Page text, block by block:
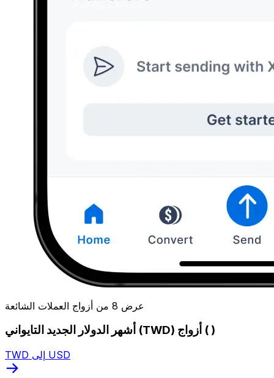
عرض 8 من أزواج العملات الشائعة
أشهر الدولار الجديد التايواني (TWD) أزواج ( )
TWD إلى USD